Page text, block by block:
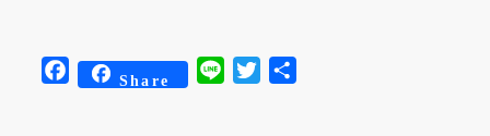
Facebook
Share
Line Twitter